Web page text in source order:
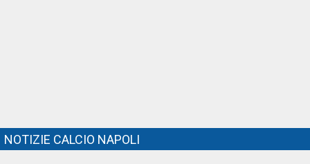
NOTIZIE CALCIO NAPOLI